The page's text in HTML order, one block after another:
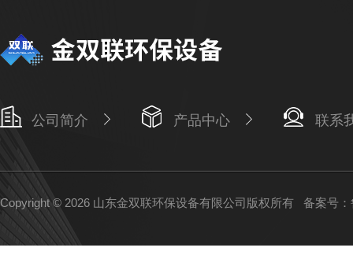
公司简介 产品中心 联系
Copyright © 2026 山东金双联环保设备有限公司版权所有 备案号